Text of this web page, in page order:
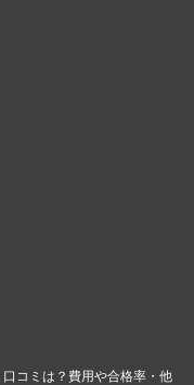
コミは？費用や合格率・他